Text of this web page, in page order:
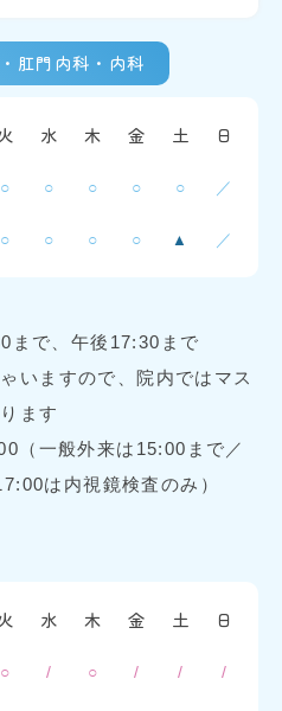
肛門内科・内科
水 木 金 土 日
○ ○ ○ ○ ○ ／
○ ○ ○ ○ ▲ ／
まで、午後17:30まで
いますので、院内ではマス
ます
（一般外来は15:00まで／
は内視鏡検査のみ）
水 木 金 土 日
○ / ○ / / /